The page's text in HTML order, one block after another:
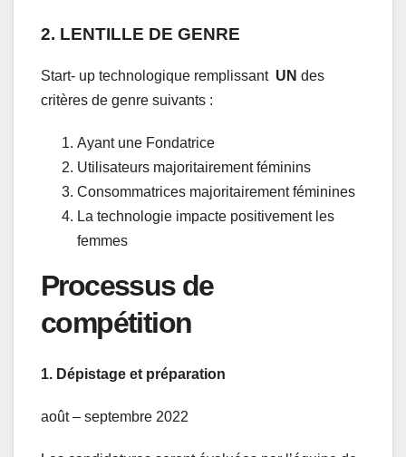
2. LENTILLE DE GENRE
Start- up technologique remplissant UN des
critères de genre suivants :
Ayant une Fondatrice
Utilisateurs majoritairement féminins
Consommatrices majoritairement féminines
La technologie impacte positivement les
femmes
Processus de
compétition
1. Dépistage et préparation
août – septembre 2022